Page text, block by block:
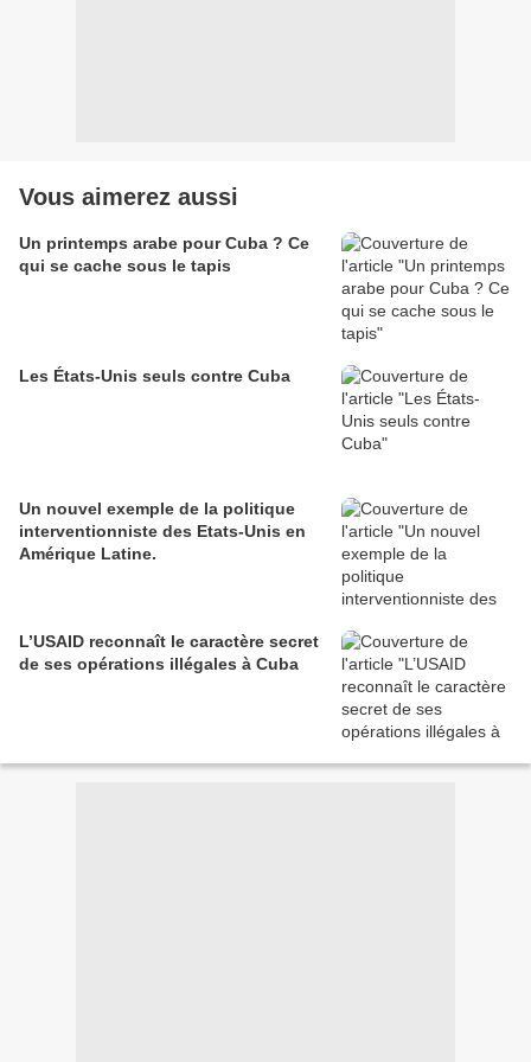
Vous aimerez aussi
Un printemps arabe pour Cuba ? Ce
qui se cache sous le tapis
Les États-Unis seuls contre Cuba
Un nouvel exemple de la politique
interventionniste des Etats-Unis en
Amérique Latine.
L’USAID reconnaît le caractère secret
de ses opérations illégales à Cuba